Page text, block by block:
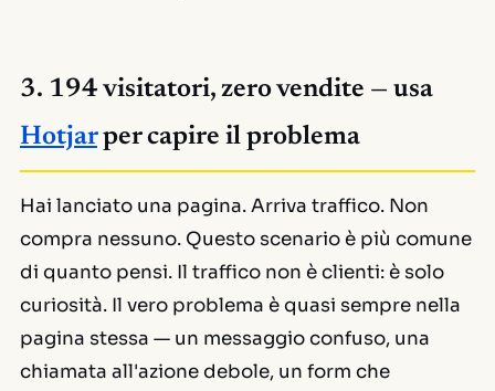
3. 194 visitatori, zero vendite — usa
Hotjarper capire il problema
Hai lanciato una pagina. Arriva traffico. Non
compra nessuno. Questo scenario è più comune
di quanto pensi. Il traffico non è clienti: è solo
curiosità. Il vero problema è quasi sempre nella
pagina stessa — un messaggio confuso, una
chiamata all'azione debole, un form che